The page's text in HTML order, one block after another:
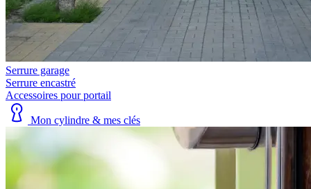
Serrure garage
Serrure encastré
Accessoires pour portail
Mon cylindre & mes clés